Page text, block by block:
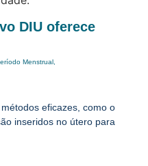
DIU oferece
Menstrual
eficazes, como o
inseridos no útero para